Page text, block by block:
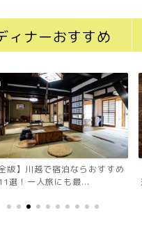
ィナーおすすめ
版】川越で宿泊ならおすすめ
選！一人旅にも最...